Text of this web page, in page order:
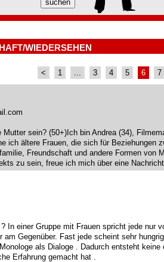
WIEDERSEHEN
< 1 3 4 5 6 7
Mutter sein? (50+)Ich bin Andrea (34),
ich ältere Frauen, die sich für Beziehungen
Freundschaft und andere Formen von
zu sein, freue ich mich über eine Nachricht.
In einer Gruppe mit Frauen spricht jede nur
am Gegenüber. Fast jede scheint sehr
als Dialoge . Dadurch entsteht
Erfahrung gemacht hat .